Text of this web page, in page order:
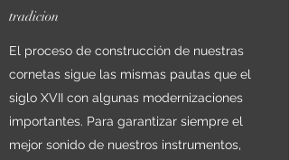
tradicion
El proceso de construcción de nuestras
cornetas sigue las mismas pautas que el
siglo XVII con algunas modernizaciones
importantes. Para garantizar siempre el
mejor sonido de nuestros instrumentos,